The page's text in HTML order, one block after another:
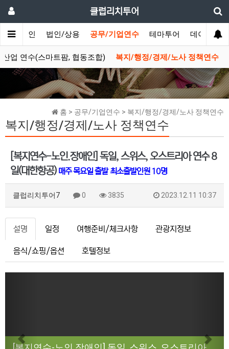
클럽리치투어
메인 법인/상용 공무/기업연수 테마투어 데이투어
업 연수(스마트팜, 협동조합) 복지/행정/경제/노사 정책연수
홈 > 공무/기업연수 > 복지/행정/경제/노사 정책연수
복지/행정/경제/노사 정책연수
[복지연수-노인.장애인] 독일, 스위스, 오스트리아 연수 8
일(대한항공) 매주 목요일 출발 최소출발인원 10명
클럽리치투어7 0 3835 2023.12.11 10:37
설명 일정 여행준비/체크사항 관광지정보
음식/쇼핑/옵션 호텔정보